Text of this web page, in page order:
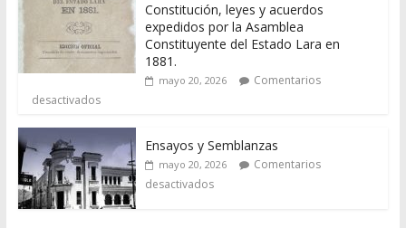
Constitución, leyes y acuerdos
expedidos por la Asamblea
Constituyente del Estado Lara en
1881.
mayo 20, 2026
Comentarios
desactivados
Ensayos y Semblanzas
mayo 20, 2026
Comentarios
desactivados